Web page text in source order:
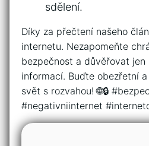
sdělení.
Díky za přečtení našeho
internetu. Nezapomeňte
bezpečnost a důvěřovat jen
informací. Buďte obezřetní
svět s rozvahou! 🌐🔒
#negativniinternet